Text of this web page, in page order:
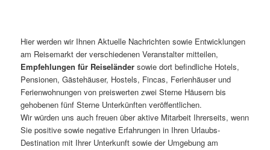
Hier werden wir Ihnen Aktuelle Nachrichten sowie Entwicklungen
am Reisemarkt der verschiedenen Veranstalter mitteilen,
Empfehlungen für Reiseländer sowie dort befindliche Hotels,
Pensionen, Gästehäuser, Hostels, Fincas, Ferienhäuser und
Ferienwohnungen von preiswerten zwei Sterne Häusern bis
gehobenen fünf Sterne Unterkünften veröffentlichen.
Wir würden uns auch freuen über aktive Mitarbeit Ihrerseits, wenn
Sie positive sowie negative Erfahrungen in Ihren Urlaubs-
Destination mit Ihrer Unterkunft sowie der Umgebung am